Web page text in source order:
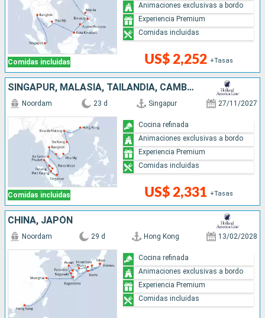
Comidas incluidas US$ 2,252 +Tasas
Animaciones exclusivas a bordo
Experiencia Premium
Comidas incluidas
SINGAPUR, MALASIA, TAILANDIA, CAMBOYA, VIETNAM, CHINA
Comidas incluidas
Noordam 23 d Singapur 27/11/2027
US$ 2,331 +Tasas
Cocina refinada
Animaciones exclusivas a bordo
Experiencia Premium
Comidas incluidas
CHINA, JAPÓN
Noordam 29 d Hong Kong 13/02/2028
Cocina refinada
Animaciones exclusivas a bordo
Experiencia Premium
Comidas incluidas